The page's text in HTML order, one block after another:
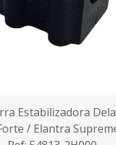
Estabilizadora
/ Elantra